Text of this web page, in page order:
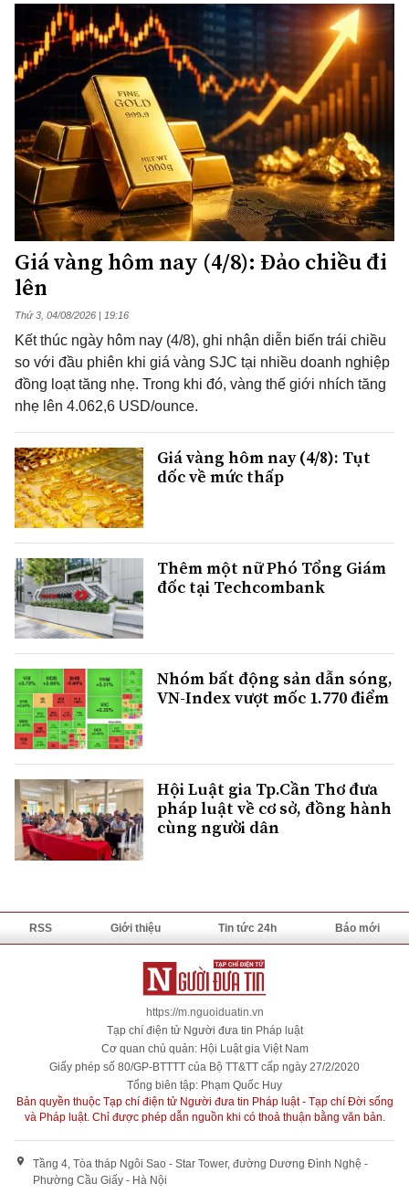
Giá vàng hôm nay (4/8): Đảo chiều đi
lên
Thứ 3, 04/08/2026 | 19:16
Kết thúc ngày hôm nay (4/8), ghi nhận diễn biến trái chiều
so với đầu phiên khi giá vàng SJC tại nhiều doanh nghiệp
đồng loạt tăng nhẹ. Trong khi đó, vàng thế giới nhích tăng
nhẹ lên 4.062,6 USD/ounce.
Giá vàng hôm nay (4/8): Tụt
dốc về mức thấp
Thêm một nữ Phó Tổng Giám
đốc tại Techcombank
Nhóm bất động sản dẫn sóng,
VN-Index vượt mốc 1.770 điểm
Hội Luật gia Tp.Cần Thơ đưa
pháp luật về cơ sở, đồng hành
cùng người dân
RSS Giới thiệu Tin tức 24h Báo mới
https://m.nguoiduatin.vn
Tạp chí điện tử Người đưa tin Pháp luật
Cơ quan chủ quản: Hội Luật gia Việt Nam
Giấy phép số 80/GP-BTTTT của Bộ TT&TT cấp ngày 27/2/2020
Tổng biên tập: Phạm Quốc Huy
Bản quyền thuộc Tạp chí điện tử Người đưa tin Pháp luật - Tạp chí Đời sống
và Pháp luật. Chỉ được phép dẫn nguồn khi có thoả thuận bằng văn bản.
Tầng 4, Tòa tháp Ngôi Sao - Star Tower, đường Dương Đình Nghệ -
Phường Cầu Giấy - Hà Nội